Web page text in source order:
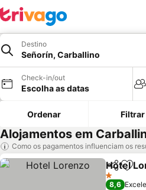
Destino
Señorín, Carballino
Check-in/out
Escolha as datas
Ordenar Filtrar
Alojamentos em
Como os pagamentos influenciam os
Partilhar
Hotel
1 Estrelas
8,6